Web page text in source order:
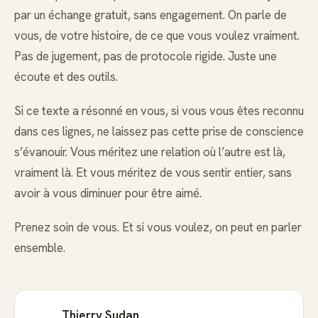
par un échange gratuit, sans engagement. On parle de
vous, de votre histoire, de ce que vous voulez vraiment.
Pas de jugement, pas de protocole rigide. Juste une
écoute et des outils.
Si ce texte a résonné en vous, si vous vous êtes reconnu
dans ces lignes, ne laissez pas cette prise de conscience
s’évanouir. Vous méritez une relation où l’autre est là,
vraiment là. Et vous méritez de vous sentir entier, sans
avoir à vous diminuer pour être aimé.
Prenez soin de vous. Et si vous voulez, on peut en parler
ensemble.